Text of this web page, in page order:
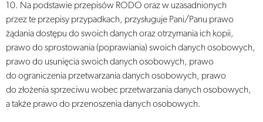
10. Na podstawie przepisów RODO oraz w uzasadnionych
przez te przepisy przypadkach, przysługuje Pani/Panu prawo
żądania dostępu do swoich danych oraz otrzymania ich kopii,
prawo do sprostowania (poprawiania) swoich danych osobowych,
prawo do usunięcia swoich danych osobowych, prawo
do ograniczenia przetwarzania danych osobowych, prawo
do złożenia sprzeciwu wobec przetwarzania danych osobowych,
a także prawo do przenoszenia danych osobowych.